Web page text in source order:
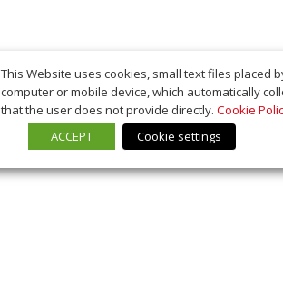
This Website uses cookies, small text files placed
computer or mobile device, which automatically
that the user does not provide directly. Cookie
ACCEPT
Cookie settings